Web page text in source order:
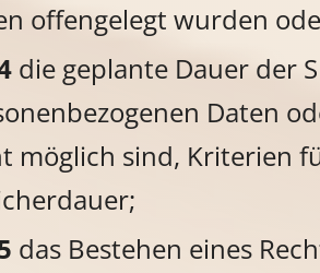
offengelegt wurden
die geplante Dauer der
Daten
möglich sind, Kriterien
das Bestehen eines